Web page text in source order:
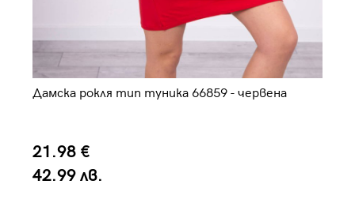
Дамска рокля тип туника 66859 - червена
21.98 €
42.99 лв.